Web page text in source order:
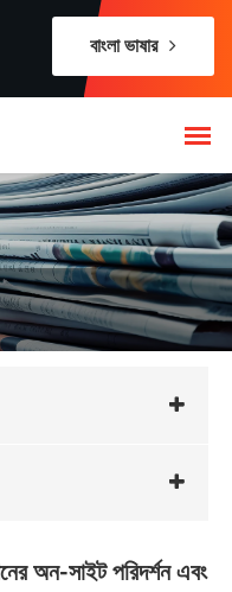
বাংলা ভাষার
অন-সাইট পরিদর্শন এবং